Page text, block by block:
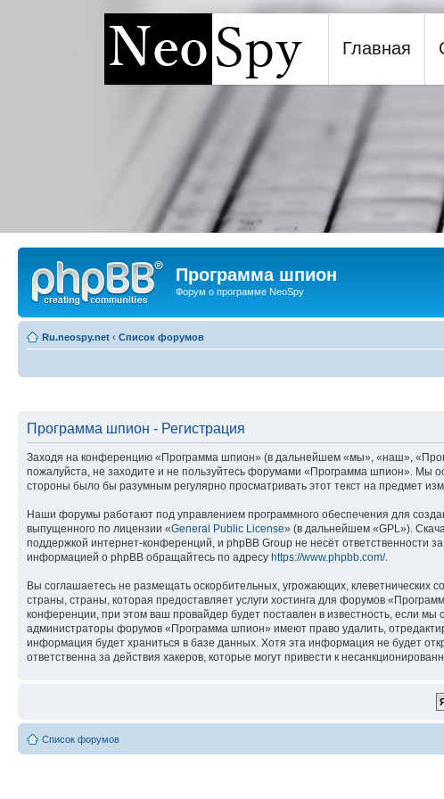
Программа шпион NeoSpy
Главная
Программа шпион
Форум о программе NeoSpy
Ru.neospy.net ‹ Список форумов
Программа шпион - Регистрация
Заходя на конференцию «Программа шпион» (в дальнейшем «мы», «наш»,
пожалуйста, не заходите и не пользуйтесь форумами «Программа шпион». Мы
стороны было бы разумным регулярно просматривать этот текст на предмет
Наши форумы работают под управлением программного обеспечения для
выпущенного по лицензии «General Public License» (в дальнейшем «GPL»).
поддержкой интернет-конференций, и phpBB Group не несёт ответственности
информацией о phpBB обращайтесь по адресу https://www.phpbb.com/.
Вы соглашаетесь не размещать оскорбительных, угрожающих,
страны, страны, которая предоставляет услуги хостинга для форумов
конференции, при этом ваш провайдер будет поставлен в известность, если
администраторы форумов «Программа шпион» имеют право удалить,
информация будет храниться в базе данных. Хотя эта информация не будет
ответственна за действия хакеров, которые могут привести к
Список форумов